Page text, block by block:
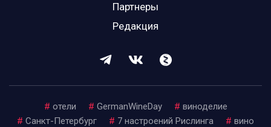
Партнеры
Редакция
# отели # GermanWineDay # виноделие
# Санкт-Петербург # 7 настроений Рислинга # вино